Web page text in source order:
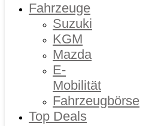
Fahrzeuge
Suzuki
KGM
Mazda
E-
Mobilität
Fahrzeugbörse
Top Deals